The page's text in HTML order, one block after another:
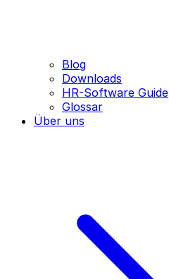
Blog
Downloads
HR-Software Guide
Glossar
Über uns